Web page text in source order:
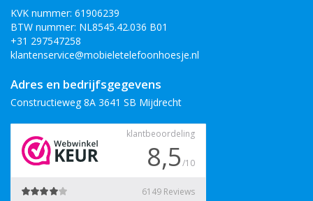
KVK nummer: 61906239
BTW nummer: NL8545.42.036 B01
+31 297547258
klantenservice@mobieletelefoonhoesje.nl
Adres en bedrijfsgegevens
Constructieweg 8A 3641 SB Mijdrecht